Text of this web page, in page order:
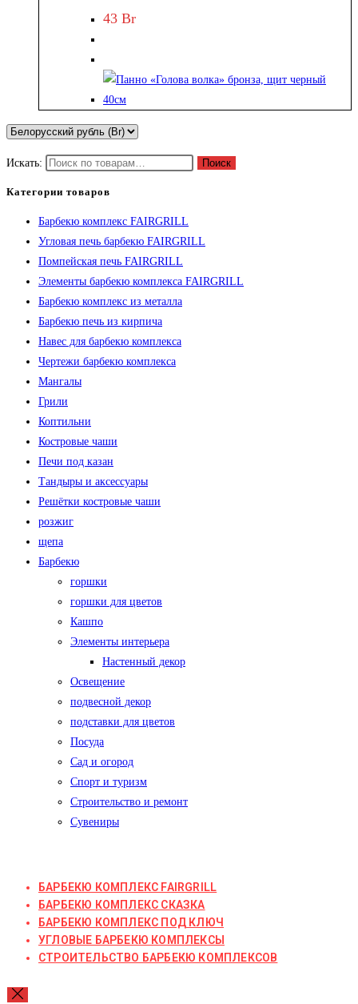
43 Br
Искать: Поиск
Категории товаров
Барбекю комплекс FAIRGRILL
Угловая печь барбекю FAIRGRILL
Помпейская печь FAIRGRILL
Элементы барбекю комплекса FAIRGRILL
Барбекю комплекс из металла
Барбекю печь из кирпича
Навес для барбекю комплекса
Чертежи барбекю комплекса
Мангалы
Грили
Коптильни
Костровые чаши
Печи под казан
Тандыры и аксессуары
Решётки костровые чаши
розжиг
щепа
Барбекю
горшки
горшки для цветов
Кашпо
Элементы интерьера
Настенный декор
Освещение
подвесной декор
подставки для цветов
Посуда
Сад и огород
Спорт и туризм
Строительство и ремонт
Сувениры
БАРБЕКЮ КОМПЛЕКС FAIRGRILL
БАРБЕКЮ КОМПЛЕКС СКАЗКА
БАРБЕКЮ КОМПЛЕКС ПОД КЛЮЧ
УГЛОВЫЕ БАРБЕКЮ КОМПЛЕКСЫ
СТРОИТЕЛЬСТВО БАРБЕКЮ КОМПЛЕКСОВ